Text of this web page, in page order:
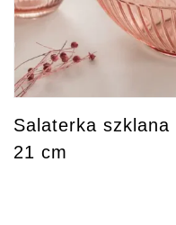
Salaterka
21 cm